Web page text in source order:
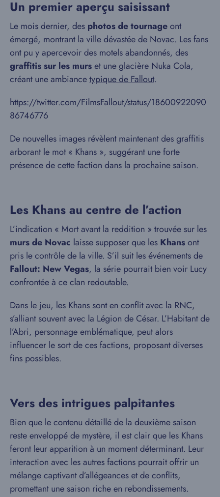
Un premier aperçu saisissant
Le mois dernier, des photos de tournageont
émergé, montrant la ville dévastée de Novac. Les fans
ont pu y apercevoir des motels abandonnés, des
graffitis sur les murset une glacière Nuka Cola,
créant une ambiancetypique de Fallout.
https://twitter.com/FilmsFallout/status/18600922090
86746776
De nouvelles images révèlent maintenant des graffitis
arborant le mot « Khans », suggérant une forte
présence de cette faction dans la prochaine saison.
Les Khans au centre de l’action
L’indication « Mort avant la reddition » trouvée sur les
murs de Novac laisse supposer que les Khansont
pris le contrôle de la ville. S’il suit les événements de
Fallout: New Vegas, la série pourrait bien voir Lucy
confrontée à ce clan redoutable.
Dans le jeu, les Khans sont en conflit avec la RNC,
s’alliant souvent avec la Légion de César. L’Habitant de
l’Abri, personnage emblématique, peut alors
influencer le sort de ces factions, proposant diverses
fins possibles.
Vers des intrigues palpitantes
Bien que le contenu détaillé de la deuxième saison
reste enveloppé de mystère, il est clair que les Khans
feront leur apparition à un moment déterminant. Leur
interaction avec les autres factions pourrait offrir un
mélange captivant d’allégeances et de conflits,
promettant une saison riche en rebondissements.